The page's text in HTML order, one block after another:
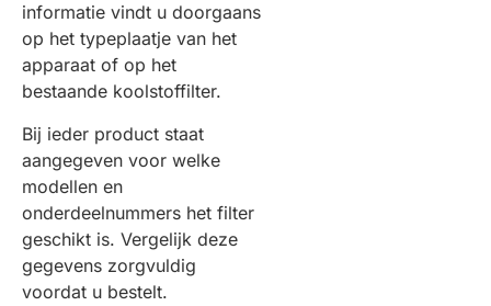
informatie vindt u doorgaans
op het typeplaatje van het
apparaat of op het
bestaande koolstoffilter.
Bij ieder product staat
aangegeven voor welke
modellen en
onderdeelnummers het filter
geschikt is. Vergelijk deze
gegevens zorgvuldig
voordat u bestelt.